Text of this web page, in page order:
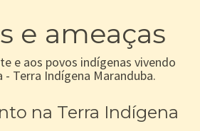
e ameaças
e aos povos indígenas vivendo
Terra Indígena Maranduba.
na Terra Indígena